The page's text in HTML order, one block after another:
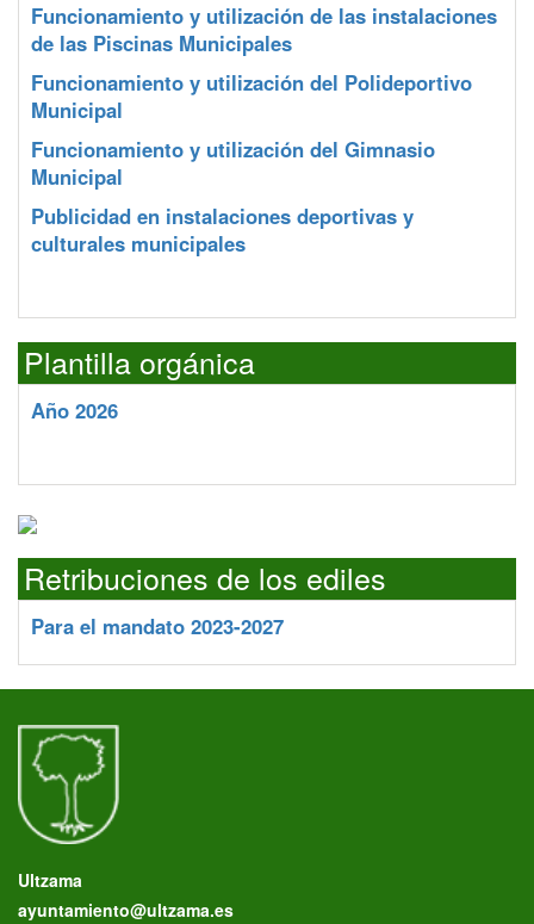
Funcionamiento y utilización de las instalaciones
de las Piscinas Municipales
Funcionamiento y utilización del Polideportivo
Municipal
Funcionamiento y utilización del Gimnasio
Municipal
Publicidad en instalaciones deportivas y
culturales municipales
Plantilla orgánica
Año 2026
Retribuciones de los ediles
Para el mandato 2023-2027
Ultzama
ayuntamiento@ultzama.es